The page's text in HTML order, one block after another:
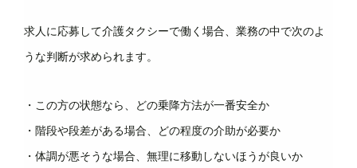
求人に応募して介護タクシーで働く場合、業務の中で次のよ
うな判断が求められます。
・この方の状態なら、どの乗降方法が一番安全か
・階段や段差がある場合、どの程度の介助が必要か
・体調が悪そうな場合、無理に移動しないほうが良いか